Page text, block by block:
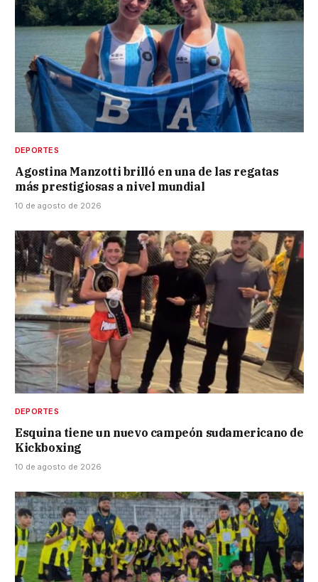
DEPORTES
Agostina Manzotti brilló en una de las regatas
más prestigiosas a nivel mundial
10 de agosto de 2026
DEPORTES
Esquina tiene un nuevo campeón sudamericano de
Kickboxing
10 de agosto de 2026